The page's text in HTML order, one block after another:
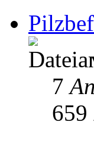
7
659